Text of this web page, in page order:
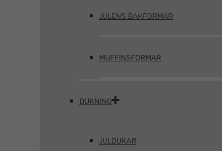
JULENS BAKFORMAR
MUFFINSFORMAR
DUKNING
JULDUKAR